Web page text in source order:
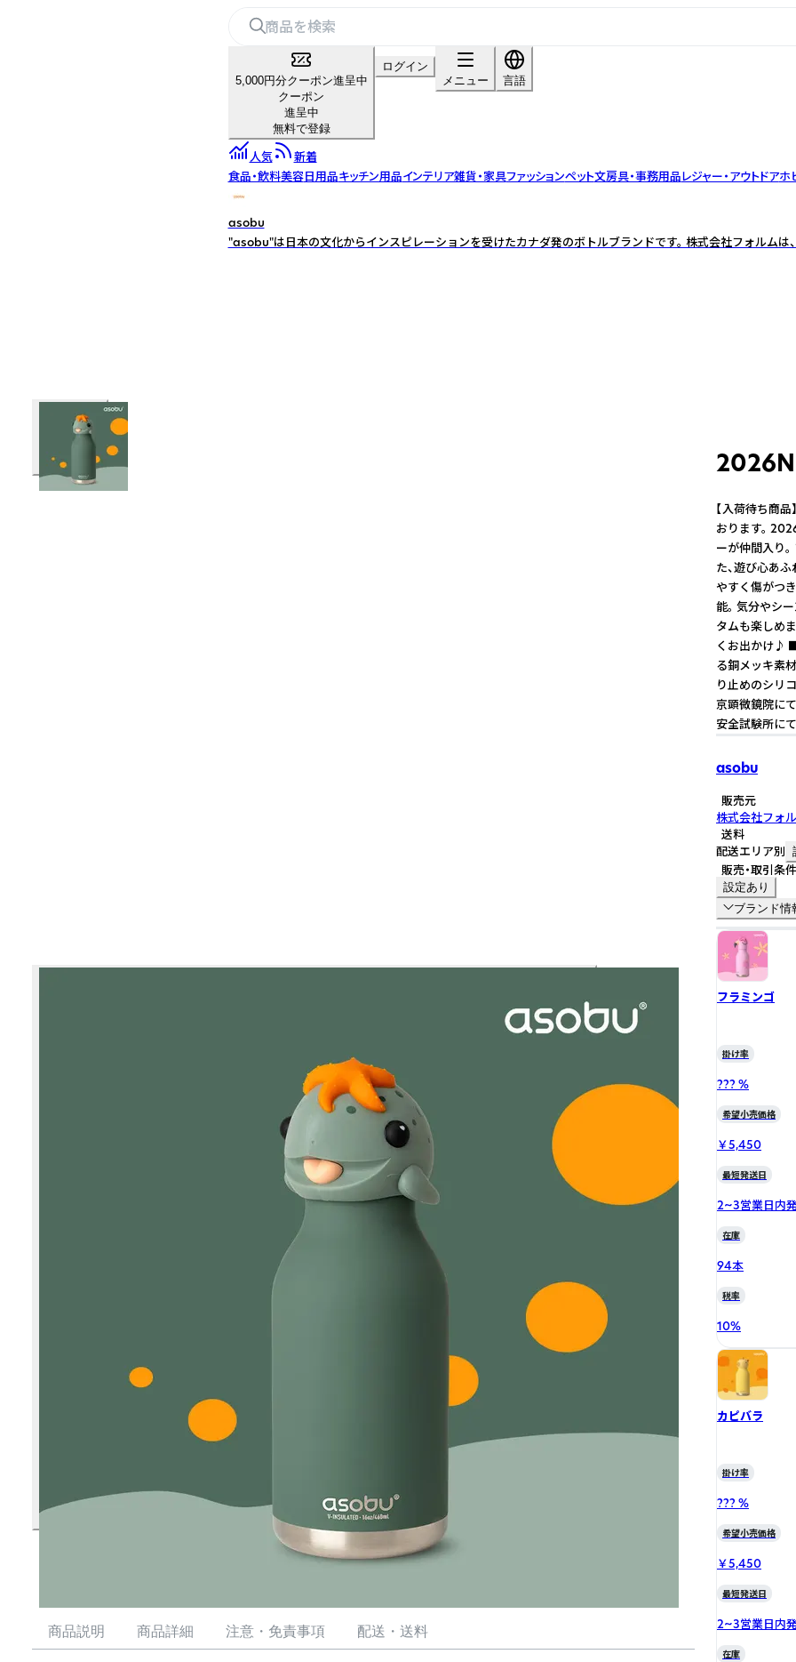
5,000円分クーポン進呈中
クーポン
進呈中
無料で登録
ログイン
メニュー
言語
人気
新着
食品・飲料美容日用品キッチン用品インテリア雑貨・家具ファッションペット文房具・事務用品レジャー・アウトドアホ
asobu
"asobu"は日本の文化からインスピレーションを受けたカナダ発のボトルブランドです。 株式会社フォルムは
商品説明 商品詳細 注意・免責事項 配送・送料
【入荷待ち商
おります。
ーが仲間入り
た、遊び心あ
やすく傷がつ
能。 気分やシ
タムも楽しめ
くお出かけ♪
る銅メッキ素
り止めのシリ
京顕微鏡院に
安全試験所に
asobu
販売元
株式会社フォ
送料
配送エリア別
販売・取引条件
設定あり
ブランド情
フラミンゴ
掛け率
??? %
希望小売価格
￥5,450
最短発送日
2~3営業日内
在庫
94本
税率
10%
カピバラ
掛け率
??? %
希望小売価格
￥5,450
最短発送日
2~3営業日内
在庫